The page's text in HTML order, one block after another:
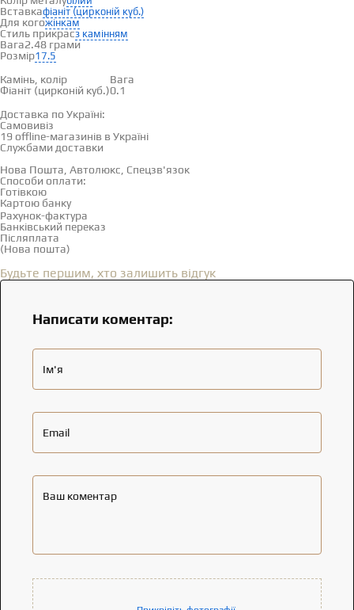
Вставкафіаніт (цирконій куб.)
Для когожінкам
Стиль прикрасз камінням
Вага2.48 грами
Розмір17.5
Вставки
Камінь, колір
Вага
Фіаніт (цирконій куб.)0.1
Доставка і оплата
Доставка по Україні:
Самовивіз
19 offline-магазинів в Україні
Службами доставки
Нова Пошта, Автолюкс, Спецзв'язок
Способи оплати:
Готівкою
Картою банку
Рахунок-фактура
Банківський переказ
Післяплата
(Нова пошта)
Будьте першим, хто залишить відгук
Написати коментар:
Ім'я
Email
Ваш коментар